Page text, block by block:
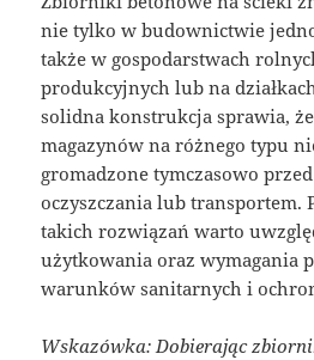
nie tylko w budownictwie
także w gospodarstwach
produkcyjnych lub na
solidna konstrukcja sprawia,
magazynów na różnego typu
gromadzone tymczasowo
oczyszczania lub transportem.
takich rozwiązań warto
użytkowania oraz wymagania
warunków sanitarnych i
Wskazówka: Dobierając